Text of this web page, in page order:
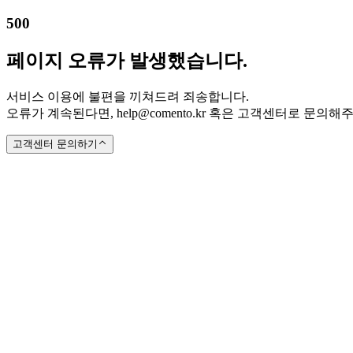
500
페이지 오류가 발생했습니다.
서비스 이용에 불편을 끼쳐드려 죄송합니다.
오류가 계속된다면, help@comento.kr 혹은 고객센터로 문의해
고객센터 문의하기